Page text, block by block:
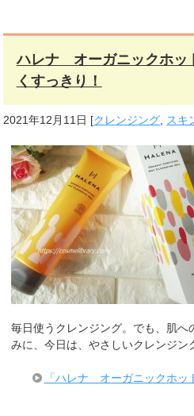
ハレナ オーガニックホッ
くすっきり！
2021年12月11日 [クレンジング スキ
毎日使うクレンジング。でも、肌へ
みに、今日は、やさしいクレンジン
「ハレナ オーガニックホッ